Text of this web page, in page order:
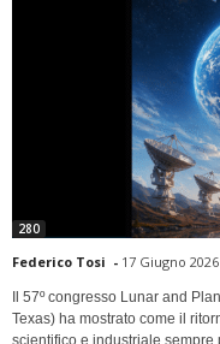
280
Federico Tosi - 17 Giugno 2026
Il 57º congresso Lunar and
Texas) ha mostrato come il
scientifico e industriale